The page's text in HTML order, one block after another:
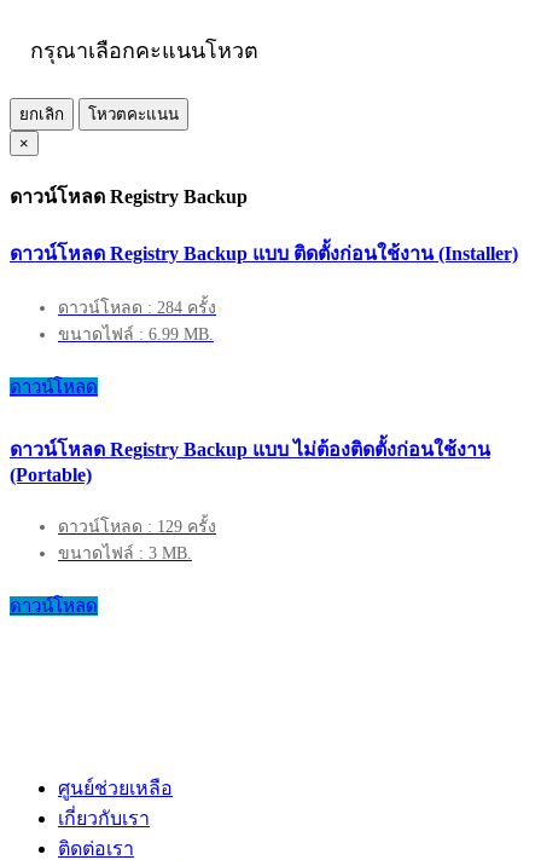
กรุณาเลือกคะแนนโหวต
ยกเลิก
โหวตคะแนน
×
ดาวน์โหลด Registry Backup
ดาวน์โหลด Registry Backup แบบ ติดตั้งก่อนใช้งาน (Installer)
ดาวน์โหลด : 284 ครั้ง
ขนาดไฟล์ : 6.99 MB.
ดาวน์โหลด
ดาวน์โหลด Registry Backup แบบ ไม่ต้องติดตั้งก่อนใช้งาน
(Portable)
ดาวน์โหลด : 129 ครั้ง
ขนาดไฟล์ : 3 MB.
ดาวน์โหลด
ศูนย์ช่วยเหลือ
เกี่ยวกับเรา
ติดต่อเรา